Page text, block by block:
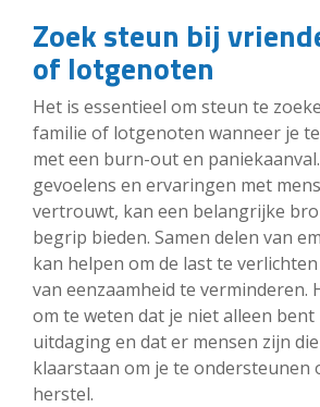
Zoek steun bij
of lotgenoten
Het is essentieel om steun te
familie of lotgenoten wanneer je
met een burn-out en
gevoelens en ervaringen met
vertrouwt, kan een belangrijke
begrip bieden. Samen delen van
kan helpen om de last te
van eenzaamheid te verminderen.
om te weten dat je niet alleen bent
uitdaging en dat er mensen zijn
klaarstaan om je te ondersteunen
herstel.